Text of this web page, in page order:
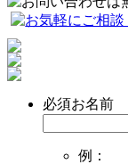
必須お名前
例：